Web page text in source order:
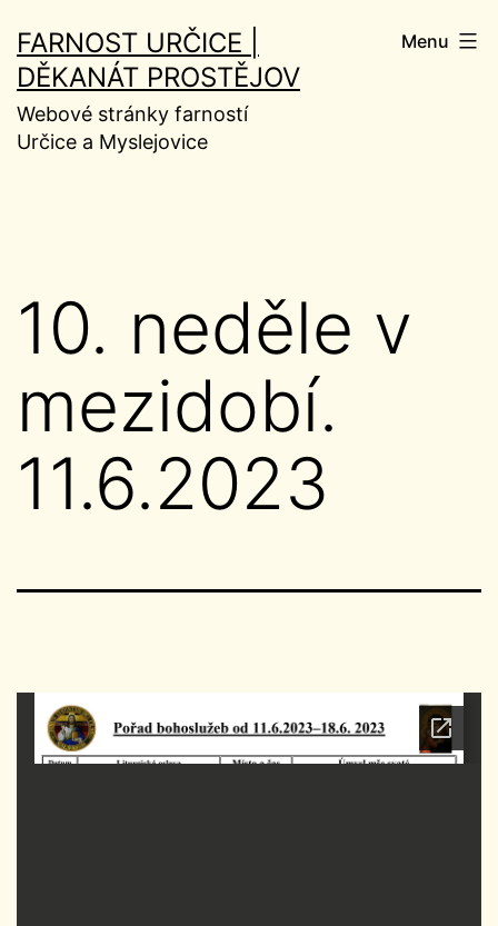
obsahu
FARNOST URČICE |
DĚKANÁT PROSTĚJOV
Webové stránky farností
Určice a Myslejovice
Menu
10. neděle v
mezidobí.
11.6.2023